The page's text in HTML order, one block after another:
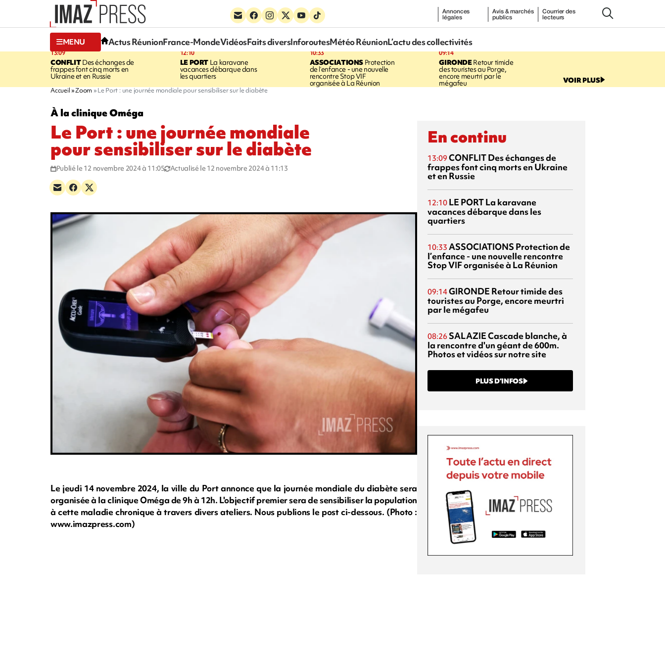
Annonces
légales
Avis & marchés
publics
Courrier des
lecteurs
MENU Actus RéunionFrance-MondeVidéosFaits diversInforoutesMétéo RéunionL’actu des collectivités
13:09
CONFLITDes échanges de
frappes font cinq morts en
Ukraine et en Russie
12:10
LE PORT La karavane
vacances débarque dans
les quartiers
10:33
ASSOCIATIONSProtection
de l’enfance - une nouvelle
rencontre Stop VIF
organisée à La Réunion
09:14
GIRONDERetour timide
des touristes au Porge,
encore meurtri par le
mégafeu VOIR PLUS
Accueil Zoom Le Port : une journée mondiale pour sensibiliser sur le diabète
À la clinique Oméga
Le Port : une journée mondiale
pour sensibiliser sur le diabète
Publié le 12 novembre 2024 à 11:05 Actualisé le 12 novembre 2024 à 11:13
Le jeudi 14 novembre 2024, la ville du Port annonce que la journée mondiale du diabète sera
organisée à la clinique Oméga de 9h à 12h. L'objectif premier sera de sensibiliser la population
à cette maladie chronique à travers divers ateliers. Nous publions le post ci-dessous. (Photo :
www.imazpress.com)
En continu
13:09 CONFLITDes échanges de
frappes font cinq morts en Ukraine
et en Russie
12:10 LE PORTLa karavane
vacances débarque dans les
quartiers
10:33 ASSOCIATIONS Protection de
l’enfance - une nouvelle rencontre
Stop VIF organisée à La Réunion
09:14GIRONDE Retour timide des
touristes au Porge, encore meurtri
par le mégafeu
08:26 SALAZIECascade blanche, à
la rencontre d'un géant de 600m.
Photos et vidéos sur notre site
PLUS D’INFOS